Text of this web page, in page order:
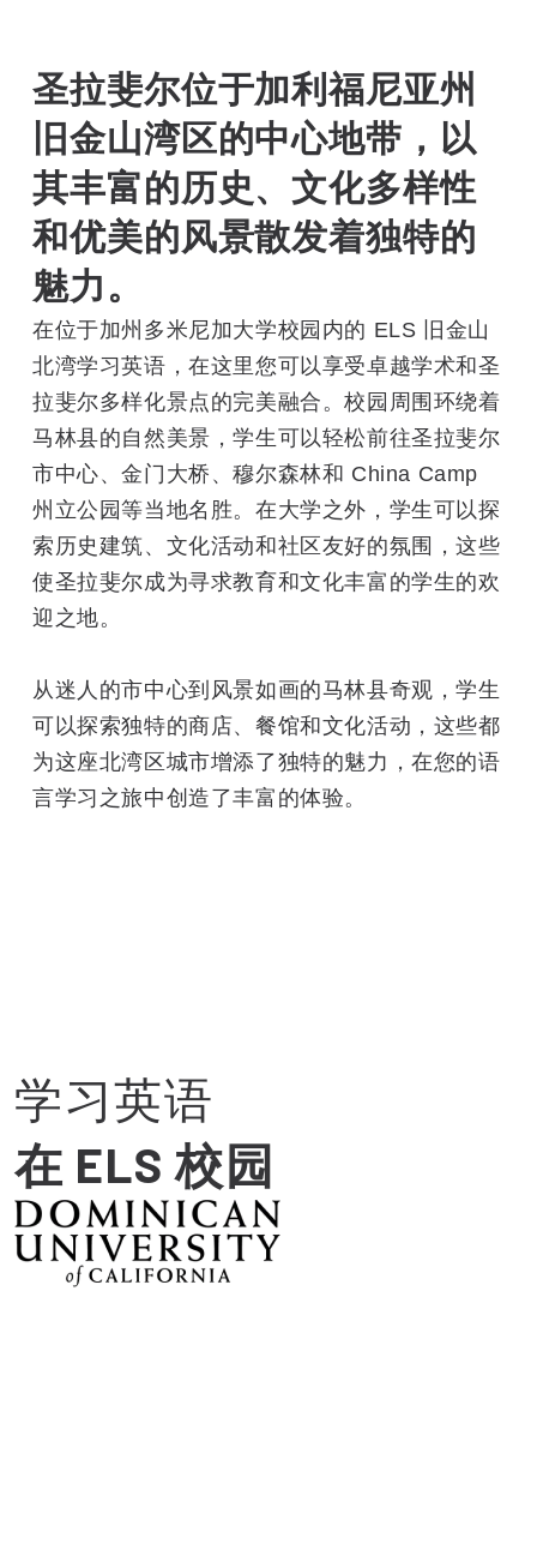
圣拉斐尔位于加利福尼亚州
旧金山湾区的中心地带，以
其丰富的历史、文化多样性
和优美的风景散发着独特的
魅力。
在位于加州多米尼加大学校园内的 ELS 旧金山
北湾学习英语，在这里您可以享受卓越学术和圣
拉斐尔多样化景点的完美融合。校园周围环绕着
马林县的自然美景，学生可以轻松前往圣拉斐尔
市中心、金门大桥、穆尔森林和 China Camp
州立公园等当地名胜。在大学之外，学生可以探
索历史建筑、文化活动和社区友好的氛围，这些
使圣拉斐尔成为寻求教育和文化丰富的学生的欢
迎之地。
从迷人的市中心到风景如画的马林县奇观，学生
可以探索独特的商店、餐馆和文化活动，这些都
为这座北湾区城市增添了独特的魅力，在您的语
言学习之旅中创造了丰富的体验。
学习英语
在 ELS 校园